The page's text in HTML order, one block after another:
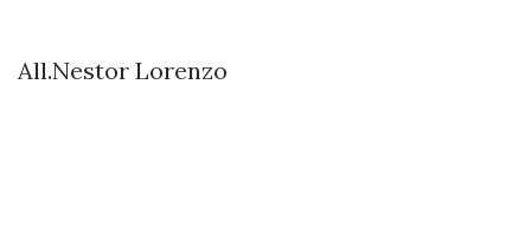
All.Nestor Lorenzo